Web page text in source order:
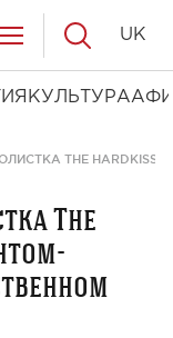
КУЛЬТУРА
UK
THE
The